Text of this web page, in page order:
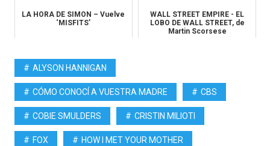
LA HORA DE SIMON – Vuelve
‘MISFITS’
WALL STREET EMPIRE - EL
LOBO DE WALL STREET, de
Martin Scorsese
ALYSON HANNIGAN
CÓMO CONOCÍ A VUESTRA MADRE CBS
COBIE SMULDERS CRISTIN MILIOTI
FOX HOW I MET YOUR MOTHER